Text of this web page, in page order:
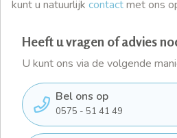
kunt u natuurlijk contactmet ons
Heeft u vragen of advies
U kunt ons via de volgende
Bel ons op
0575 - 51 41 49